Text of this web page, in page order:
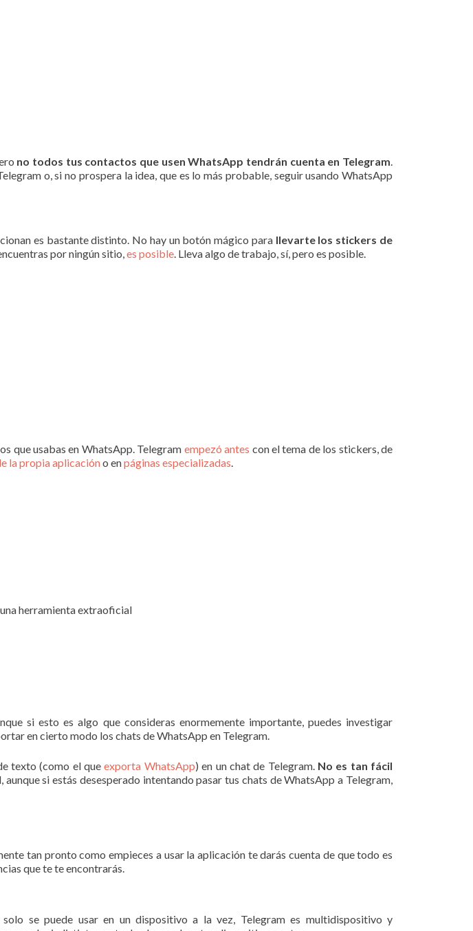
no todos tus contactos que usen WhatsApp tendrán cuenta en Telegram.
o, si no prospera la idea, que es lo más probable, seguir usando WhatsApp
es bastante distinto. No hay un botón mágico para llevarte los stickers de
por ningún sitio,es posible. Lleva algo de trabajo, sí, pero es posible.
que usabas en WhatsApp. Telegram empezó antes con el tema de los stickers, de
la propia aplicacióno enpáginas especializadas.
herramienta extraoficial
si esto es algo que consideras enormemente importante, puedes investigar
en cierto modo los chats de WhatsApp en Telegram.
texto (como el queexporta WhatsApp) en un chat de Telegram. No es tan fácil
si estás desesperado intentando pasar tus chats de WhatsApp a Telegram,
tan pronto como empieces a usar la aplicación te darás cuenta de que todo es
que te te encontrarás.
se puede usar en un dispositivo a la vez, Telegram es multidispositivo y